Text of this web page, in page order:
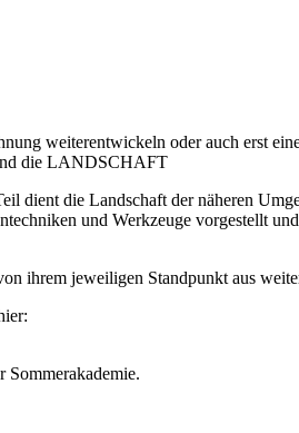
weiterentwickeln oder auch erst
die LANDSCHAFT
dient die Landschaft der näheren
und Werkzeuge vorgestellt
ihrem jeweiligen Standpunkt aus